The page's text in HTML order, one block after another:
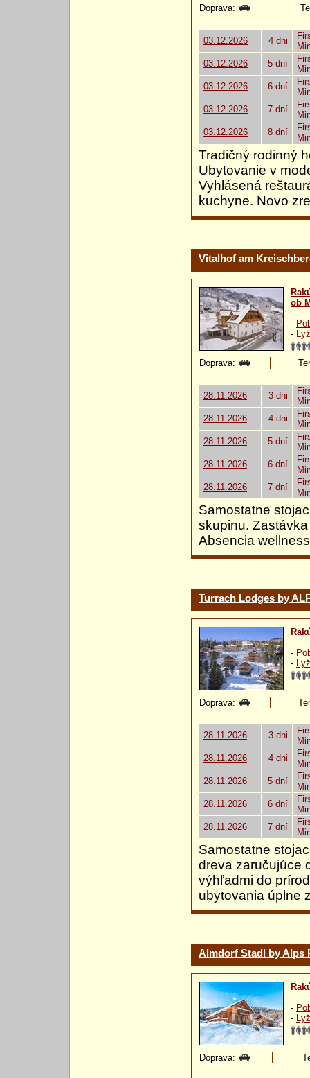
Doprava:
03.12.2026 4 dni
03.12.2026
5 dní
03.12.2026
6 dní
03.12.2026
7 dní
03.12.2026
8 dní
Tradičný rodinný
Ubytovanie v
Vyhlásená
kuchyne. Novo
Vitalhof am
ob
-
-
Doprava:
28.11.2026 3 dni
28.11.2026
4 dni
28.11.2026
5 dní
28.11.2026
6 dní
28.11.2026
7 dní
Samostatne
skupinu.
Absencia
Turrach Lodges by
-
-
Doprava:
28.11.2026 3 dni
28.11.2026
4 dni
28.11.2026
5 dní
28.11.2026
6 dní
28.11.2026
7 dní
Samostatne
dreva zaručujúce
výhľadmi do
ubytovania úplne
Almdorf Stadl by Alps
-
-
Doprava: